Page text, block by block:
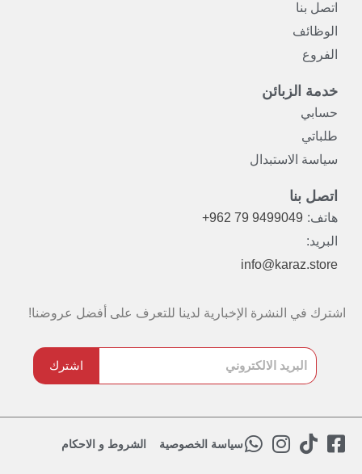
اتصل بنا
الوظائف
الفروع
خدمة الزبائن
حسابي
طلباتي
سياسة الاستبدال
اتصل بنا
هاتف: +962 79 9499049
البريد:
info@karaz.store
اشترك في النشرة الإخبارية لدينا للتعرف على أفضل عروضنا!
اشترك
F
T
I
Wسياسة الخصوصية الشروط و الاحكام